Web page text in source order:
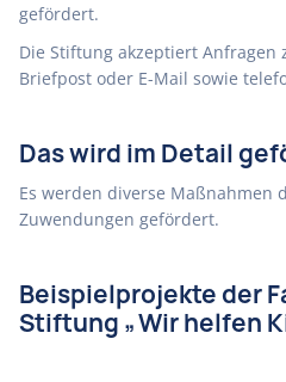
gefördert.
Die Stiftung akzeptiert Anfragen
Briefpost oder E-Mail sowie
Das wird im Detail
Es werden diverse Maßnahmen
Zuwendungen gefördert.
Beispielprojekte der
Stiftung „Wir helfen